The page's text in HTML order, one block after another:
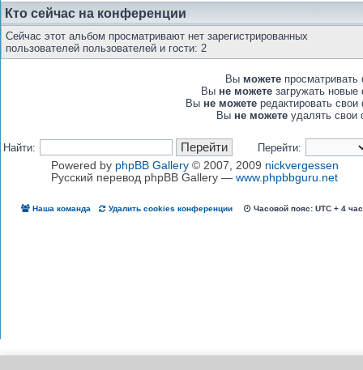
Кто сейчас на конференции
Сейчас этот альбом просматривают нет зарегистрированных
пользователей пользователей и гости: 2
Вы можете просматривать
Вы не можете загружать новые
Вы не можете редактировать свои
Вы не можете удалять свои
Найти:
Перейти:
Powered by phpBB Gallery© 2007, 2009 nickvergessen
Русский перевод phpBB Gallery — www.phpbbguru.net
Наша команда Удалить cookies конференции Часовой пояс: UTC + 4